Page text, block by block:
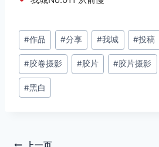
文
章
标
签：
#作品 #分享 #我城 #投稿
#胶卷摄影 #胶片 #胶片摄影
#黑白
上一页